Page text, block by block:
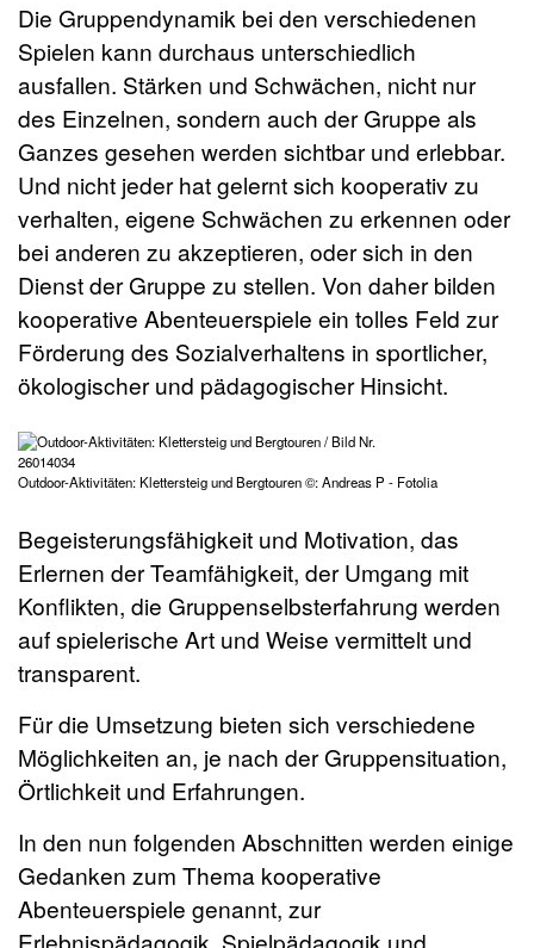
Die Gruppendynamik bei den verschiedenen
Spielen kann durchaus unterschiedlich
ausfallen. Stärken und Schwächen, nicht nur
des Einzelnen, sondern auch der Gruppe als
Ganzes gesehen werden sichtbar und erlebbar.
Und nicht jeder hat gelernt sich kooperativ zu
verhalten, eigene Schwächen zu erkennen oder
bei anderen zu akzeptieren, oder sich in den
Dienst der Gruppe zu stellen. Von daher bilden
kooperative Abenteuerspiele ein tolles Feld zur
Förderung des Sozialverhaltens in sportlicher,
ökologischer und pädagogischer Hinsicht.
Outdoor-Aktivitäten: Klettersteig und Bergtouren ©: Andreas P - Fotolia
Begeisterungsfähigkeit und Motivation, das
Erlernen der Teamfähigkeit, der Umgang mit
Konflikten, die Gruppenselbsterfahrung werden
auf spielerische Art und Weise vermittelt und
transparent.
Für die Umsetzung bieten sich verschiedene
Möglichkeiten an, je nach der Gruppensituation,
Örtlichkeit und Erfahrungen.
In den nun folgenden Abschnitten werden einige
Gedanken zum Thema kooperative
Abenteuerspiele genannt, zur
Erlebnispädagogik, Spielpädagogik und